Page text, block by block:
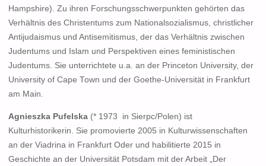
Hampshire). Zu ihren Forschungsschwerpunkten gehörten das
Verhältnis des Christentums zum Nationalsozialismus, christlicher
Antijudaismus und Antisemitismus, der das Verhältnis zwischen
Judentums und Islam und Perspektiven eines feministischen
Judentums. Sie unterrichtete u.a. an der Princeton University, der
University of Cape Town und der Goethe-Universität in Frankfurt
am Main.
Agnieszka Pufelska(* 1973 in Sierpc/Polen) ist
Kulturhistorikerin. Sie promovierte 2005 in Kulturwissenschaften
an der Viadrina in Frankfurt Oder und habilitierte 2015 in
Geschichte an der Universität Potsdam mit der Arbeit „Der